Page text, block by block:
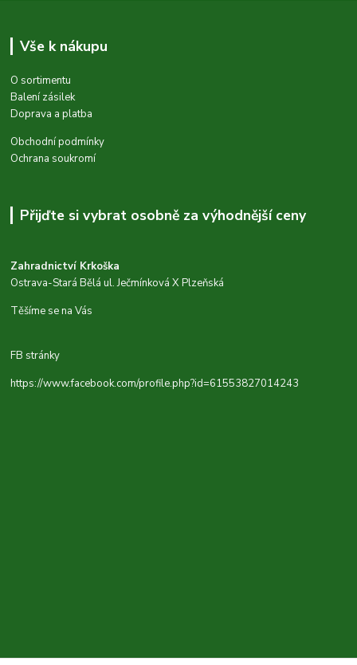
Vše k nákupu
O sortimentu
Balení zásilek
Doprava a platba
Obchodní podmínky
Ochrana soukromí
Přijďte si vybrat osobně za výhodnější ceny
Zahradnictví Krkoška
Ostrava-Stará Bělá ul. Ječmínková X Plzeňská
Těšíme se na Vás
FB stránky
https://www.facebook.com/profile.php?id=61553827014243